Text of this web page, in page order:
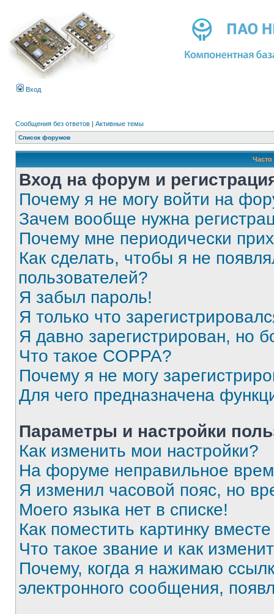
Вход
Сообщения без ответов | Активные темы
Список форумов
Вход на форум и
Почему я не могу войти на
Зачем вообще нужна
Почему мне периодически
Как сделать, чтобы я не
пользователей?
Я забыл пароль!
Я только что
Я давно зарегистрирован, но
Что такое COPPA?
Почему я не могу
Для чего предназначена
Параметры и настройки
Как изменить мои настройки?
На форуме неправильное
Я изменил часовой пояс, но
Моего языка нет в списке!
Как поместить картинку
Что такое звание и как
Почему, когда я нажимаю
электронного сообщения,